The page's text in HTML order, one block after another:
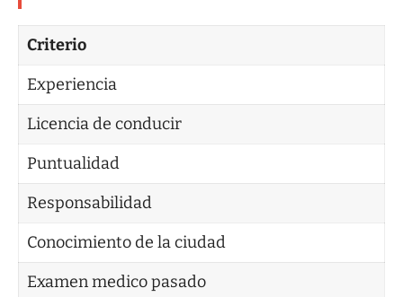
Criterio
Experiencia
Licencia de conducir
Puntualidad
Responsabilidad
Conocimiento de la ciudad
Examen medico pasado